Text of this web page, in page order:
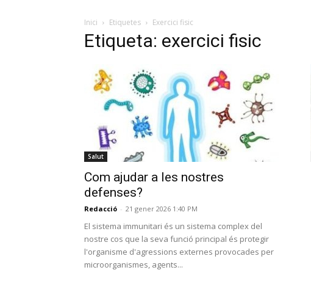
Inici Etiquetes Exercici fisic
Etiqueta: exercici fisic
Salut
Com ajudar a les nostres
defenses?
Redacció - 21 gener 2026 1:40 PM
El sistema immunitari és un sistema complex del
nostre cos que la seva funció principal és protegir
l'organisme d'agressions externes provocades per
microorganismes, agents...